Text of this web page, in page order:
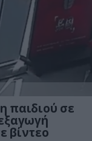
παιδιού σε
βίντεο